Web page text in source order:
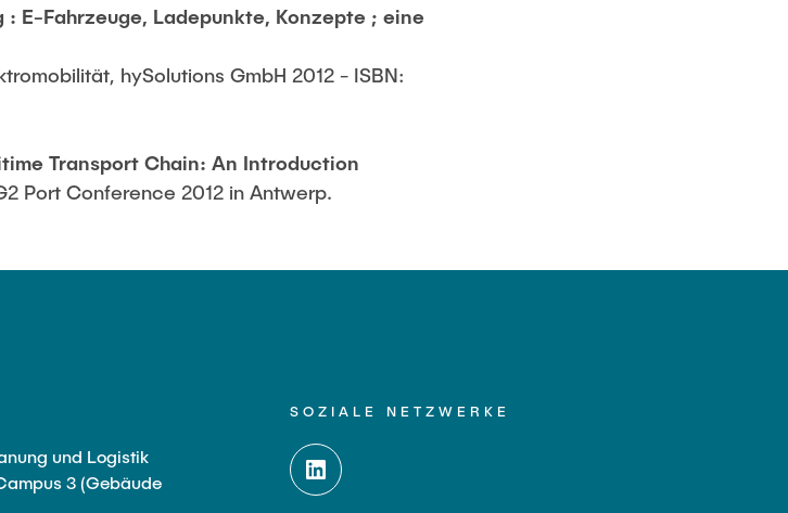
E-Fahrzeuge, Ladepunkte, Konzepte ; eine
hySolutions GmbH 2012 - ISBN:
Transport Chain: An Introduction
Port Conference 2012 in Antwerp.
und Logistik
3 (Gebäude
SOZIALE NETZWERKE